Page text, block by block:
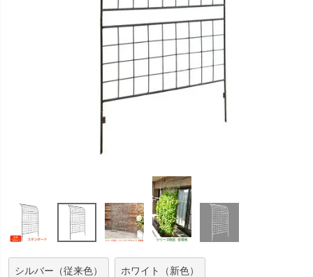
シルバー（従来色） ホワイト（新色）